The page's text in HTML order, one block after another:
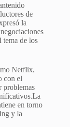
de
la
tema de los
Netflix,
con el
problemas
en torno
y la